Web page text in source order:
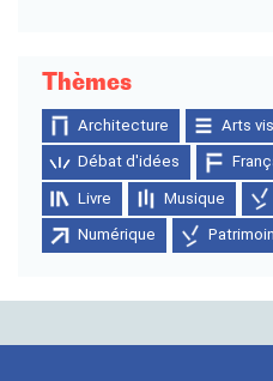
Thèmes
Architecture Arts
Débat d'idées
Livre Musique
Numérique